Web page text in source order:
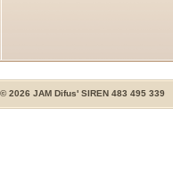
©2026 JAM Difus' SIREN 483 495 339